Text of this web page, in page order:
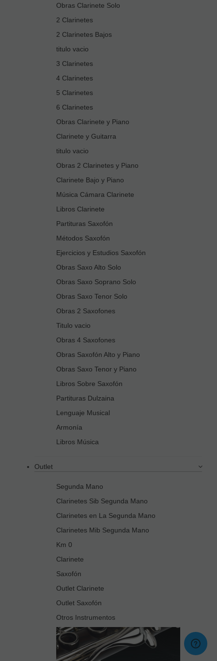
Obras Clarinete Solo
2 Clarinetes
2 Clarinetes Bajos
titulo vacio
3 Clarinetes
4 Clarinetes
5 Clarinetes
6 Clarinetes
Obras Clarinete y Piano
Clarinete y Guitarra
titulo vacio
Obras 2 Clarinetes y Piano
Clarinete Bajo y Piano
Música Cámara Clarinete
Libros Clarinete
Partituras Saxofón
Métodos Saxofón
Ejercicios y Estudios Saxofón
Obras Saxo Alto Solo
Obras Saxo Soprano Solo
Obras Saxo Tenor Solo
Obras 2 Saxofones
Titulo vacio
Obras 4 Saxofones
Obras Saxofón Alto y Piano
Obras Saxo Tenor y Piano
Libros Sobre Saxofón
Partituras Dulzaina
Lenguaje Musical
Armonía
Libros Música
Outlet
Segunda Mano
Clarinetes Sib Segunda Mano
Clarinetes en La Segunda Mano
Clarinetes Mib Segunda Mano
Km 0
Clarinete
Saxofón
Outlet Clarinete
Outlet Saxofón
Otros Instrumentos